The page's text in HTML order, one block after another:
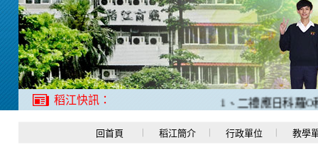
稻江快訊： 1、二禮應日科羅O程
回首頁 稻江簡介 行政單位 教學